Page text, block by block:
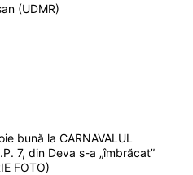
(UDMR)
bună la CARNAVALUL
7, din Deva s-a „îmbrăcat”
FOTO)